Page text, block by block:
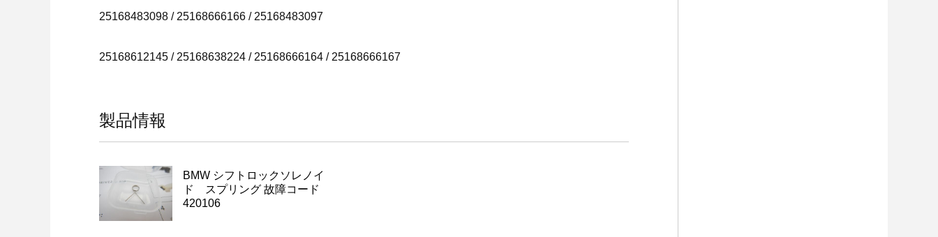
25168483098 / 25168666166 / 25168483097
25168612145 / 25168638224 / 25168666164 / 25168666167
製品情報
BMW シフトロックソレノイ
ド スプリング 故障コード
420106